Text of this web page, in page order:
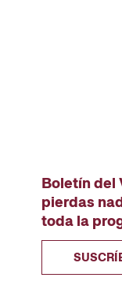
Boletín del
pierdas
toda la